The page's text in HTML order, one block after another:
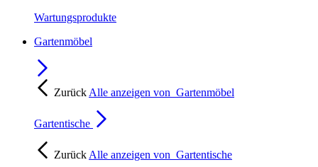
Wartungsprodukte
Gartenmöbel
Zurück Alle anzeigen von Gartenmöbel
Gartentische
Zurück Alle anzeigen von Gartentische